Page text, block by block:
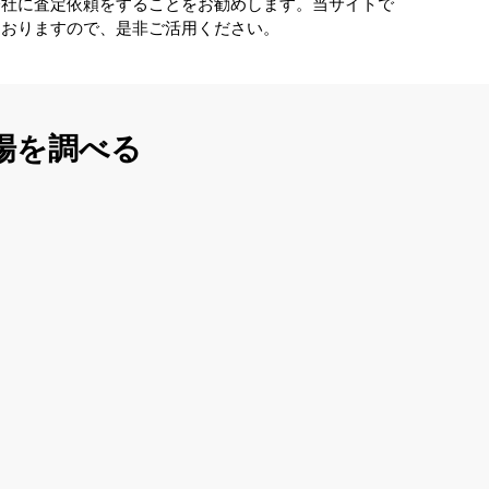
に査定依頼をすることをお勧めします。当サイトで
りますので、是非ご活用ください。
を調べる